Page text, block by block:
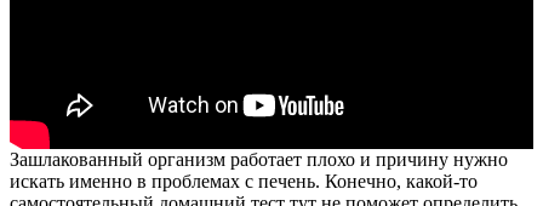
Зашлакованный организм работает плохо и причину нужно
искать именно в проблемах с печень. Конечно, какой-то